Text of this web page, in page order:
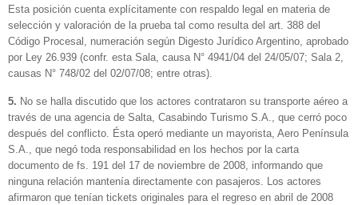
Esta posición cuenta explícitamente con respaldo legal en materia de
selección y valoración de la prueba tal como resulta del art. 388 del
Código Procesal, numeración según Digesto Jurídico Argentino, aprobado
por Ley 26.939 (confr. esta Sala, causa N° 4941/04 del 24/05/07; Sala 2,
causas N° 748/02 del 02/07/08; entre otras).
5. No se halla discutido que los actores contrataron su transporte aéreo a
través de una agencia de Salta, Casabindo Turismo S.A., que cerró poco
después del conflicto. Ésta operó mediante un mayorista, Aero Península
S.A., que negó toda responsabilidad en los hechos por la carta
documento de fs. 191 del 17 de noviembre de 2008, informando que
ninguna relación mantenía directamente con pasajeros. Los actores
afirmaron que tenían tickets originales para el regreso en abril de 2008